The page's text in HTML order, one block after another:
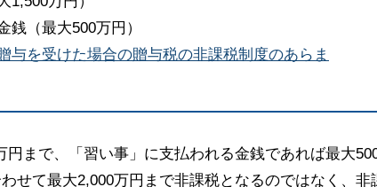
（最大500万円）
与を受けた場合の贈与税の非課税制度のあらま
円まで、「習い事」に支払われる金銭であれば最大
せて最大2,000万円まで非課税となるのではなく、非